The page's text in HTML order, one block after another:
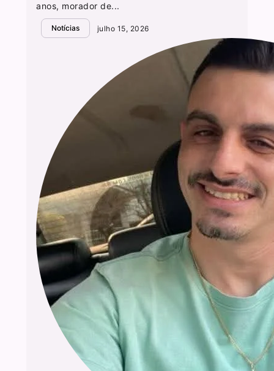
anos, morador de...
Notícias julho 15, 2026